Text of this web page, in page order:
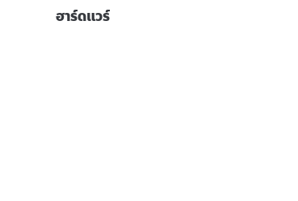
ฮาร์ดแวร์